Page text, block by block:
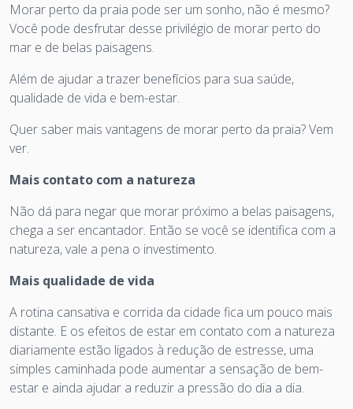
Morar perto da praia pode ser um sonho, não é mesmo?
Você pode desfrutar desse privilégio de morar perto do
mar e de belas paisagens.
Além de ajudar a trazer benefícios para sua saúde,
qualidade de vida e bem-estar.
Quer saber mais vantagens de morar perto da praia? Vem
ver.
Mais contato com a natureza
Não dá para negar que morar próximo a belas paisagens,
chega a ser encantador. Então se você se identifica com a
natureza, vale a pena o investimento.
Mais qualidade de vida
A rotina cansativa e corrida da cidade fica um pouco mais
distante. E os efeitos de estar em contato com a natureza
diariamente estão ligados à redução de estresse, uma
simples caminhada pode aumentar a sensação de bem-
estar e ainda ajudar a reduzir a pressão do dia a dia.